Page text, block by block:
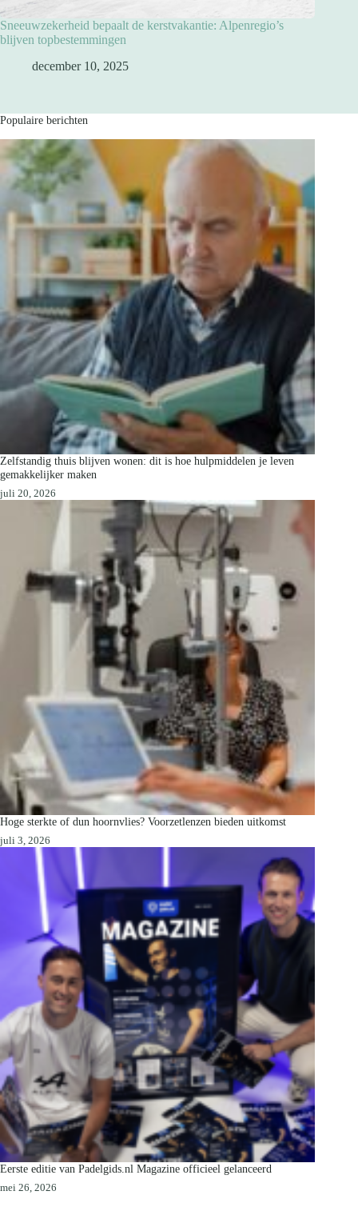
Sneeuwzekerheid bepaalt de kerstvakantie: Alpenregio’s
blijven topbestemmingen
december 10, 2025
Populaire berichten
Zelfstandig thuis blijven wonen: dit is hoe hulpmiddelen je leven
gemakkelijker maken
juli 20, 2026
Hoge sterkte of dun hoornvlies? Voorzetlenzen bieden uitkomst
juli 3, 2026
Eerste editie van Padelgids.nl Magazine officieel gelanceerd
mei 26, 2026